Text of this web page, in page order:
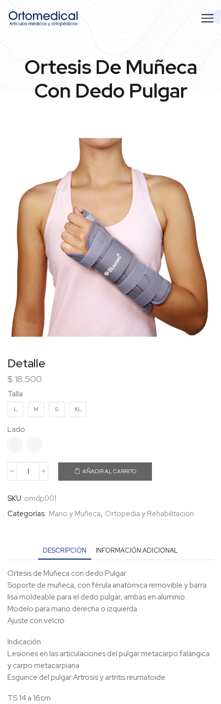
Ortesis De Muñeca
Con Dedo Pulgar
Detalle
$ 18.500
Talla
L M S XL
Lado
AÑADIR AL CARRITO
SKU: omdp001
Categorías: Mano y Muñeca, Ortopedia y Rehabilitacion
DESCRIPCIÓN INFORMACIÓN ADICIONAL
Ortesis de Muñeca con dedo Pulgar
Soporte de muñeca, con férula anatómica removible y barra
lisa moldeable para el dedo pulgar, ambas en aluminio.
Modelo para mano derecha o izquierda
Ajuste con velcro
Indicación :
Lesiones en las articulaciones del pulgar metacarpo falángica
y carpo metacarpiana
Esguince del pulgar Artrosis y artritis reumatoide
TS 14 a 16cm